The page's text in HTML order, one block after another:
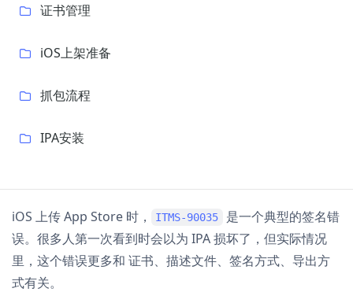
证书管理
iOS上架准备
抓包流程
IPA安装
iOS 上传 App Store 时， ITMS-90035
是一个典型的签名错
误。很多人第一次看到时会以为 IPA 损坏了，但实际情况
里，这个错误更多和 证书、描述文件、签名方式、导出方
式有关。